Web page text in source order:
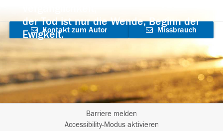
der Tod ist nur die Wende, Beginn der
Ewigkeit.
Kontakt zum Autor
aufnehmen
Missbrauch
Barriere melden
Accessibility-Modus aktivieren